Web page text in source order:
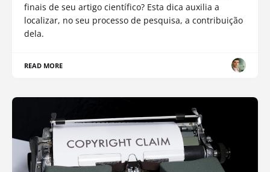
finais de seu artigo científico? Esta dica auxilia a
localizar, no seu processo de pesquisa, a contribuição
dela.
READ MORE